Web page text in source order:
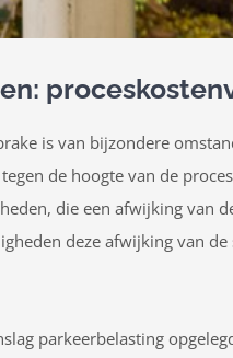
is van bijzondere
de hoogte van de
die een afwijking van
deze afwijking van
parkeerbelasting